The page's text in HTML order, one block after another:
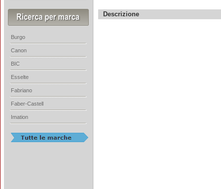
Descrizione
Burgo
Canon
BIC
Esselte
Fabriano
Faber-Castell
Imation